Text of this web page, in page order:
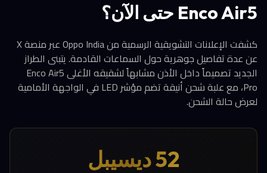
Enco Air5 حتى الآن؟
كشفت الإعلانات التشويقية الرسمية من Oppo India عبر منصة X
عن عدة تفاصيل جوهرية حول السماعات القادمة. يتبنى الطراز
الجديد تصميماً داخل الأذن مشابهاً لشقيقه الأغلى Enco Air5
Pro، مع علبة شحن أنيقة تضم مؤشر LED في الواجهة الأمامية
لعرض حالة الشحن.
52 ديسيبل